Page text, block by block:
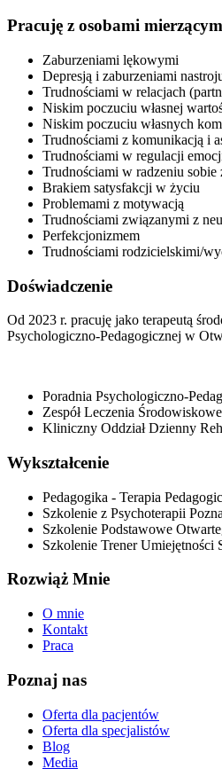
Pracuję z osobami
Zaburzeniami lękowymi
Depresją i zaburzeniami
Trudnościami w relacjach
Niskim poczuciu własnej
Niskim poczuciu własnych
Trudnościami z komunikacją i
Trudnościami w regulacji
Trudnościami w radzeniu sobie
Brakiem satysfakcji w życiu
Problemami z motywacją
Trudnościami związanymi z
Perfekcjonizmem
Trudnościami rodzicielskimi/
Doświadczenie
Od 2023 r. pracuję jako terapeutą
Psychologiczno-Pedagogicznej w
Poradnia Psychologiczno-
Zespół Leczenia
Kliniczny Oddział Dzienny
Wykształcenie
Pedagogika - Terapia
Szkolenie z Psychoterapii
Szkolenie Podstawowe
Szkolenie Trener Umiejętności
Rozwiąż Mnie
O mnie
Kontakt
Praca
Poznaj nas
Oferta dla pacjentów
Oferta dla specjalistów
Blog
Media